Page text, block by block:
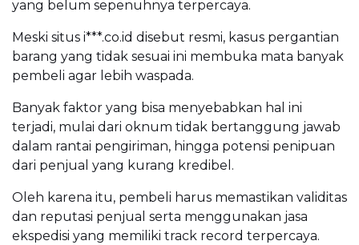
yang belum sepenuhnya terpercaya.
Meski situs i***.co.id disebut resmi, kasus pergantian
barang yang tidak sesuai ini membuka mata banyak
pembeli agar lebih waspada.
Banyak faktor yang bisa menyebabkan hal ini
terjadi, mulai dari oknum tidak bertanggung jawab
dalam rantai pengiriman, hingga potensi penipuan
dari penjual yang kurang kredibel.
Oleh karena itu, pembeli harus memastikan validitas
dan reputasi penjual serta menggunakan jasa
ekspedisi yang memiliki track record terpercaya.